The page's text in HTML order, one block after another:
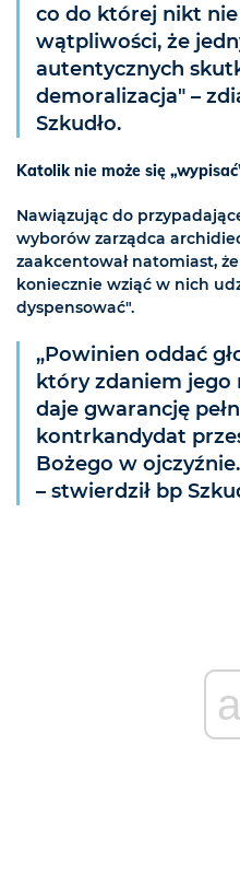
co do której nikt
wątpliwości, że
autentycznych
demoralizacja" –
Szkudło.
Katolik nie może się
Nawiązując do
wyborów zarządca
zaakcentował natomiast,
koniecznie wziąć w nich
dyspensować".
„Powinien oddać
który zdaniem jego
daje gwarancję
kontrkandydat
Bożego w
– stwierdził bp